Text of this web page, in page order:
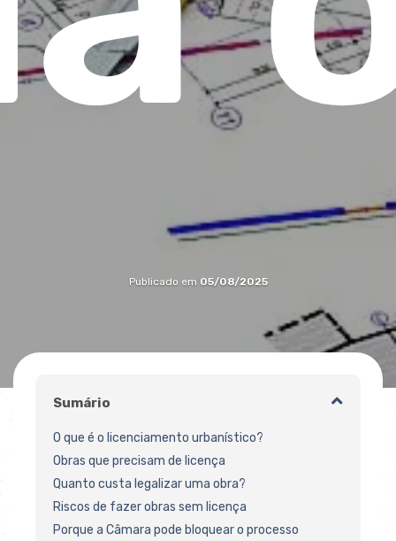
Publicado em 05/08/2025
Sumário
O que é o licenciamento urbanístico?
Obras que precisam de licença
Quanto custa legalizar uma obra?
Riscos de fazer obras sem licença
Porque a Câmara pode bloquear o processo